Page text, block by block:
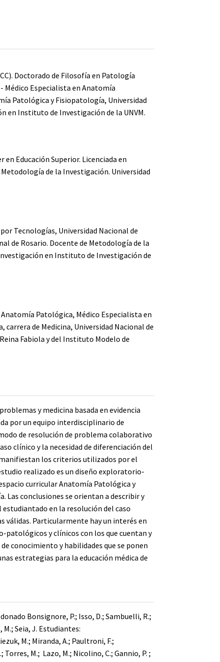
Doctorado de Filosofía en Patología
Médico Especialista en Anatomía
Patológica y Fisiopatología, Universidad
en Instituto de Investigación de la UNVM.
Educación Superior. Licenciada en
de la Investigación. Universidad
Tecnologías, Universidad Nacional de
de Rosario. Docente de Metodología de la
en Instituto de Investigación de
Patológica, Médico Especialista en
de Medicina, Universidad Nacional de
Fabiola y del Instituto Modelo de
y medicina basada en evidencia
por un equipo interdisciplinario de
de resolución de problema colaborativo
clínico y la necesidad de diferenciación del
los criterios utilizados por el
realizado es un diseño exploratorio-
curricular Anatomía Patológica y
Las conclusiones se orientan a describir y
en la resolución del caso
válidas. Particularmente hay un interés en
y clínicos con los que cuentan y
conocimiento y habilidades que se ponen
estrategias para la educación médica de
Bonsignore, P.; Isso, D.; Sambuelli, R.;
M.; Seia, J. Estudiantes:
M.; Miranda, A.; Paultroni, F.;
M.; Lazo, M.; Nicolino, C.; Gannio, P. ;